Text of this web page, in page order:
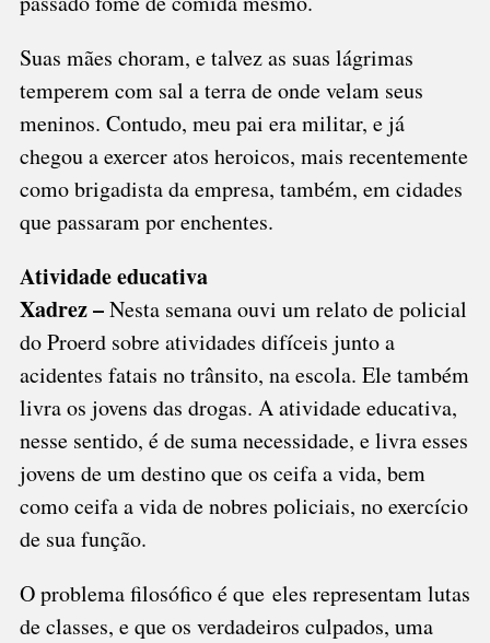
Suas mães choram, e talvez as suas lágrimas
temperem com sal a terra de onde velam seus
meninos. Contudo, meu pai era militar, e já
chegou a exercer atos heroicos, mais recentemente
como brigadista da empresa, também, em cidades
que passaram por enchentes.
Atividade educativa
Xadrez –Nesta semana ouvi um relato de policial
do Proerd sobre atividades difíceis junto a
acidentes fatais no trânsito, na escola. Ele também
livra os jovens das drogas. A atividade educativa,
nesse sentido, é de suma necessidade, e livra esses
jovens de um destino que os ceifa a vida, bem
como ceifa a vida de nobres policiais, no exercício
de sua função.
O problema filosófico é que eles representam lutas
de classes, e que os verdadeiros culpados, uma